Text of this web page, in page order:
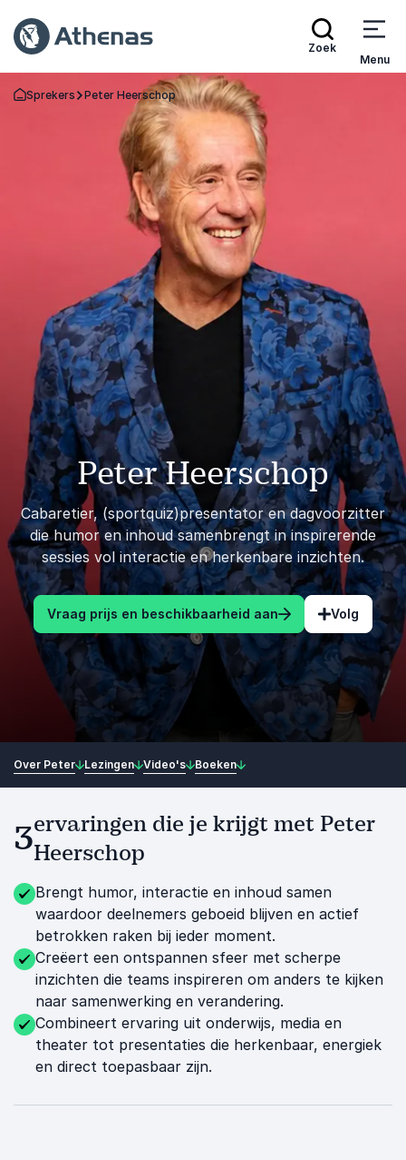
Zoek
Menu
Terug naar de startpagina
Sprekers Peter Heerschop
Peter Heerschop
Cabaretier, (sportquiz)presentator en dagvoorzitter
die humor en inhoud samenbrengt in inspirerende
sessies vol interactie en herkenbare inzichten.
Vraag prijs en beschikbaarheid aan Volg
Over Peter Lezingen Video's Boeken
3ervaringen die je krijgt met Peter
Heerschop
Brengt humor, interactie en inhoud samen
waardoor deelnemers geboeid blijven en actief
betrokken raken bij ieder moment.
Creëert een ontspannen sfeer met scherpe
inzichten die teams inspireren om anders te kijken
naar samenwerking en verandering.
Combineert ervaring uit onderwijs, media en
theater tot presentaties die herkenbaar, energiek
en direct toepasbaar zijn.